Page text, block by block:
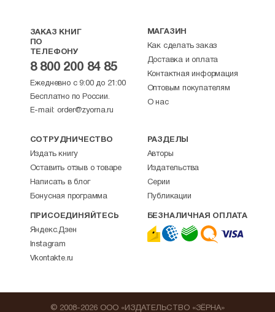
ЗАКАЗ КНИГ
ПО
ТЕЛЕФОНУ
8 800 200 84 85
Ежедневно с 9:00 до 21:00
Бесплатно по России.
E-mail: order@zyorna.ru
МАГАЗИН
Как сделать заказ
Доставка и оплата
Контактная информация
Оптовым покупателям
О нас
СОТРУДНИЧЕСТВО
Издать книгу
Оставить отзыв о товаре
Написать в блог
Бонусная программа
РАЗДЕЛЫ
Авторы
Издательства
Серии
Публикации
ПРИСОЕДИНЯЙТЕСЬ
Яндекс.Дзен
Instagram
Vkontakte.ru
БЕЗНАЛИЧНАЯ ОПЛАТА
© 2008-2026 ООО «ИЗДАТЕЛЬСТВО «ЗЁРНА»